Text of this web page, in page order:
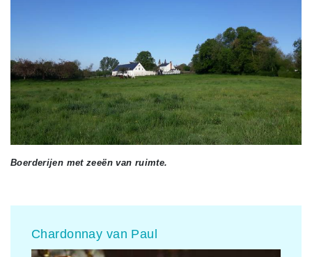
Boerderijen met zeeën van ruimte.
Chardonnay van Paul